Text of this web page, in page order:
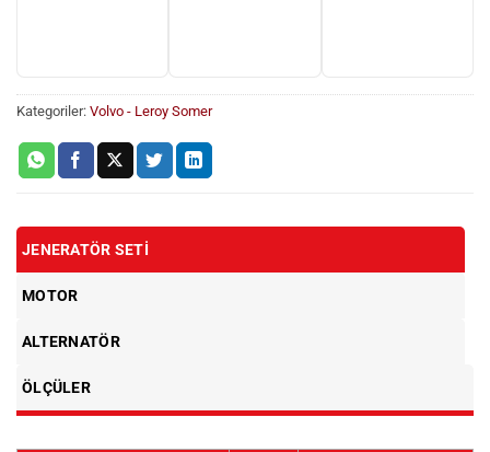
Kategoriler: Volvo - Leroy Somer
JENERATÖR SETI
MOTOR
ALTERNATÖR
ÖLÇÜLER